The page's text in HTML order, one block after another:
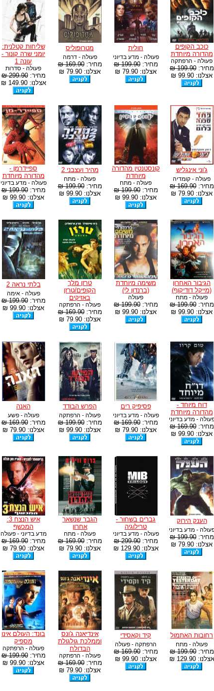
כוכב הקופים
מהדורה מיוחדת
פעולה - הרפתקה
מחיר:199.90 ₪
אצלנו: 99.90 ₪
חולית
פעולה - מדע בדיוני
מחיר:199.90 ₪
אצלנו: 79.90 ₪
מטרופוליס
פעולה - דרמה
מחיר:169.90 ₪
אצלנו: 79.90 ₪
שליחות קטלנית:
יומני שרה קונור -
עונה 1
פעולה - סדרות
מחיר:299.90 ₪
אצלנו: 149.90 ₪
ג'וני אינגליש
פעולה - קומדיה
מחיר:169.90 ₪
אצלנו: 79.90 ₪
קונסטנטין מהדורה
מיוחדת
פעולה - מתח
מחיר:199.90 ₪
אצלנו: 99.90 ₪
מהיר ועצבני 2
פעולה - מתח
מחיר:199.90 ₪
אצלנו: 99.90 ₪
ספיידרמן -
מהדורה מיוחדת
פעולה - מדע בדיוני
מחיר:199.90 ₪
אצלנו: 99.90 ₪
הגיבור האחרון
(מייקל דודיקוף)
פעולה - מתח
מחיר:199.90 ₪
אצלנו: 99.90 ₪
משימה מיוחדת
(ברנדון לי)
פעולה
מחיר:199.90 ₪
אצלנו: 99.90 ₪
טרזן מלך
הקופים/טרזן
באזיקים
פעולה - הרפתקה
מחיר:169.90 ₪
אצלנו: 79.90 ₪
בלתי נראה 2
פעולה - אימה
מחיר:199.90 ₪
אצלנו: 99.90 ₪
דוח מיוחד -
מהדורה מיוחדת
- מדע בדיוני
מחיר:169.90 ₪
אצלנו: 99.90 ₪
פסיפיק רים
פעולה - מדע בדיוני
מחיר:169.90 ₪
אצלנו: 79.90 ₪
הפרש הבודד
פעולה - הרפתקה
מחיר:199.90 ₪
אצלנו: 99.90 ₪
האנה
פעולה - פשע
מחיר:169.90 ₪
אצלנו: 79.90 ₪
הענק הירוק
- מדע בדיוני
מחיר:199.90 ₪
אצלנו: 79.90 ₪
גברים בשחור -
טרילוגיה
פעולה - מדע בדיוני
מחיר:299.90 ₪
אצלנו: 129.90 ₪
הגבר שנשאר
אחרון
פעולה - מתח
מחיר:169.90 ₪
אצלנו: 79.90 ₪
איש הנצח 3:
המכשף
מדע בדיוני - פעולה
מחיר:169.90 ₪
אצלנו: 79.90 ₪
רחובות האתמול
פעולה - מתח
מחיר:199.90 ₪
אצלנו: 129.90 ₪
קיד וקאסידי
הרפתקה - פעולה
מחיר:169.90 ₪
אצלנו: 99.90 ₪
אינדיאנה ג'ונס
וממלכת גולגולת
הבדולח
פעולה - הרפתקה
מחיר:169.90 ₪
אצלנו: 79.90 ₪
בונד: העולם אינו
מספיק
פעולה - הרפתקה
מחיר:199.90 ₪
אצלנו: 99.90 ₪